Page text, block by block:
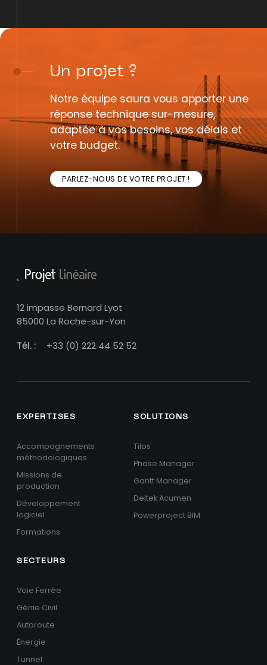
Un projet ?
Notre équipe saura vous apporter une
réponse technique sur-mesure,
adaptée à vos besoins, vos délais et
votre budget.
PARLEZ-NOUS DE VOTRE PROJET !
12 impasse Bernard Lyot
85000 La Roche-sur-Yon
Tél. :
+33 (0) 222 44 52 52
EXPERTISES
Accompagnements
méthodologiques
Missions de
production
Développement
logiciel
Formations
SOLUTIONS
Tilos
Phase Manager
Gantt Manager
Deltek Acumen
Powerproject BIM
SECTEURS
Voie Ferrée
Génie Civil
Autoroute
Énergie
Tunnel